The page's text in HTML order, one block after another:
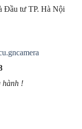
Đầu tư TP. Hà Nội
hành !